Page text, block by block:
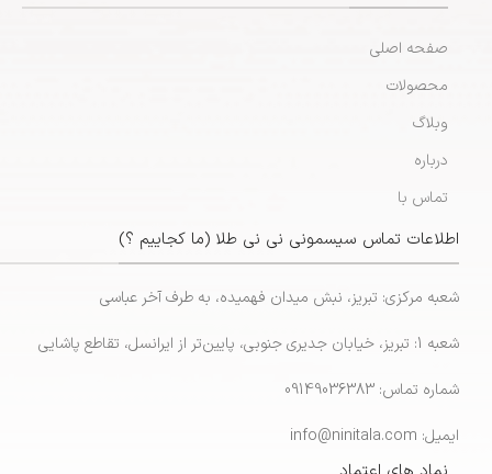
صفحه اصلی
محصولات
وبلاگ
درباره
تماس با
اطلاعات تماس سیسمونی نی نی طلا (ما کجاییم ؟)
شعبه مرکزی: تبریز، نبش میدان فهمیده، به طرف آخر عباسی
شعبه 1: تبریز، خیابان جدیری جنوبی، پایین‌تر از ایرانسل، تقاطع پاشایی
شماره تماس: 09149036383
ایمیل: info@ninitala.com